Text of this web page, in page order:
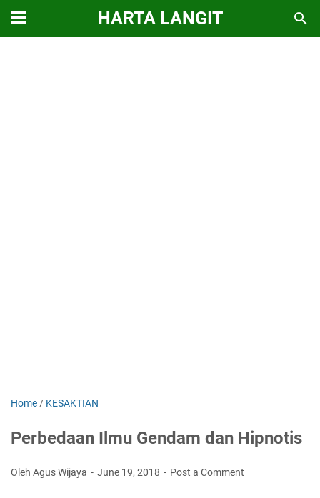
HARTA LANGIT
Home / KESAKTIAN
Perbedaan Ilmu Gendam dan Hipnotis
Oleh Agus Wijaya June 19, 2018 Post a Comment